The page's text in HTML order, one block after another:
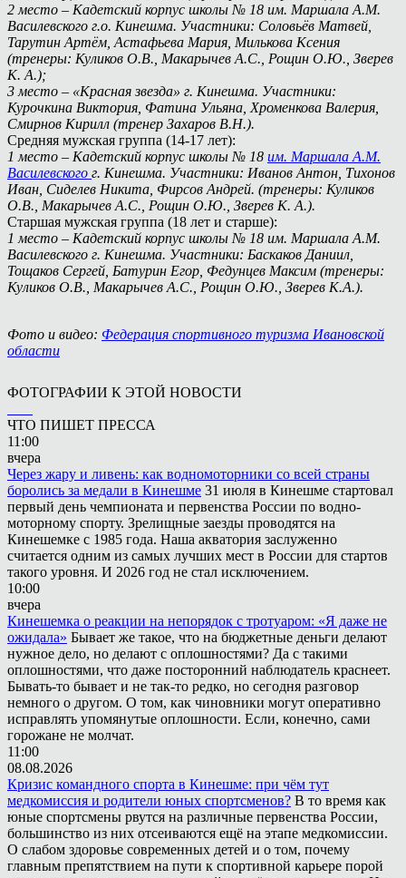
2 место – Кадетский корпус школы № 18 им. Маршала А.М.
Василевского г.о. Кинешма. Участники: Соловьёв Матвей,
Тарутин Артём, Астафьева Мария, Милькова Ксения
(тренеры: Куликов О.В., Макарычев А.С., Рощин О.Ю., Зверев
К. А.);
3 место – «Красная звезда» г. Кинешма. Участники:
Курочкина Виктория, Фатина Ульяна, Хроменкова Валерия,
Смирнов Кирилл (тренер Захаров В.Н.).
Средняя мужская группа (14-17 лет):
1 место – Кадетский корпус школы № 18 им. Маршала А.М.
Василевского г. Кинешма. Участники: Иванов Антон, Тихонов
Иван, Сиделев Никита, Фирсов Андрей. (тренеры: Куликов
О.В., Макарычев А.С., Рощин О.Ю., Зверев К. А.).
Старшая мужская группа (18 лет и старше):
1 место – Кадетский корпус школы № 18 им. Маршала А.М.
Василевского г. Кинешма. Участники: Баскаков Даниил,
Тощаков Сергей, Батурин Егор, Федунцев Максим (тренеры:
Куликов О.В., Макарычев А.С., Рощин О.Ю., Зверев К.А.).
Фото и видео: Федерация спортивного туризма Ивановской
области
ФОТОГРАФИИ К ЭТОЙ НОВОСТИ
ЧТО ПИШЕТ ПРЕССА
11:00
вчера
Через жару и ливень: как водномоторники со всей страны
боролись за медали в Кинешме 31 июля в Кинешме стартовал
первый день чемпионата и первенства России по водно-
моторному спорту. Зрелищные заезды проводятся на
Кинешемке с 1985 года. Наша акватория заслуженно
считается одним из самых лучших мест в России для стартов
такого уровня. И 2026 год не стал исключением.
10:00
вчера
Кинешемка о реакции на непорядок с тротуаром: «Я даже не
ожидала» Бывает же такое, что на бюджетные деньги делают
нужное дело, но делают с оплошностями? Да с такими
оплошностями, что даже посторонний наблюдатель краснеет.
Бывать-то бывает и не так-то редко, но сегодня разговор
немного о другом. О том, как чиновники могут оперативно
исправлять упомянутые оплошности. Если, конечно, сами
горожане не молчат.
11:00
08.08.2026
Кризис командного спорта в Кинешме: при чём тут
медкомиссия и родители юных спортсменов? В то время как
юные спортсмены рвутся на различные первенства России,
большинство из них отсеиваются ещё на этапе медкомиссии.
О слабом здоровье современных детей и о том, почему
главным препятствием на пути к спортивной карьере порой